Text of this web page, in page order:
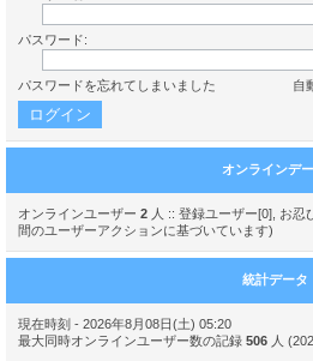
パスワード:
パスワードを忘れてしまいました 自
オンラインデ
オンラインユーザー 2 人 :: 登録ユーザー[0], お
間のユーザーアクションに基づいています)
統計データ
現在時刻 - 2026年8月08日(土) 05:20
最大同時オンラインユーザー数の記録 506 人